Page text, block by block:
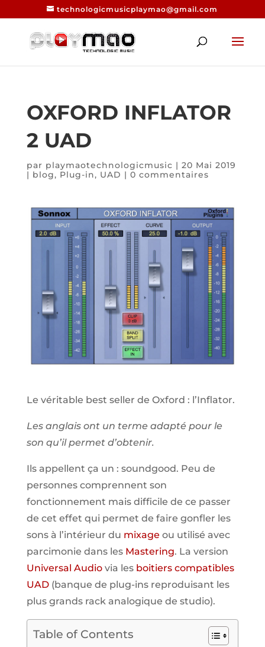
technologicmusicplaymao@gmail.com
OXFORD INFLATOR
2 UAD
par playmaotechnologicmusic | 20 Mai 2019
| blog, Plug-in, UAD | 0 commentaires
Le véritable best seller de Oxford : l’Inflator.
Les anglais ont un terme adapté pour le
son qu’il permet d’obtenir.
Ils appellent ça un : soundgood. Peu de
personnes comprennent son
fonctionnement mais difficile de ce passer
de cet effet qui permet de faire gonfler les
sons à l’intérieur du mixage ou utilisé avec
parcimonie dans les Mastering. La version
Universal Audiovia les boitiers compatibles
UAD(banque de plug-ins reproduisant les
plus grands rack analogique de studio).
Table of Contents